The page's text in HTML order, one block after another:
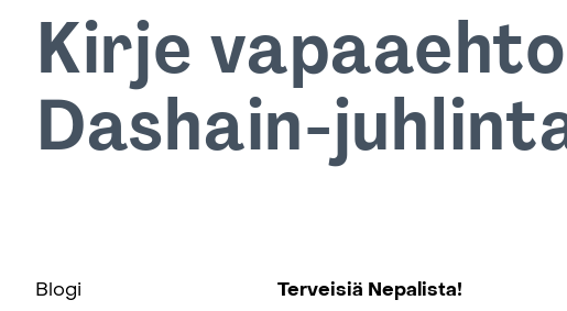
Kirje
Dashain-
Blogi Terveisiä Nepalista!